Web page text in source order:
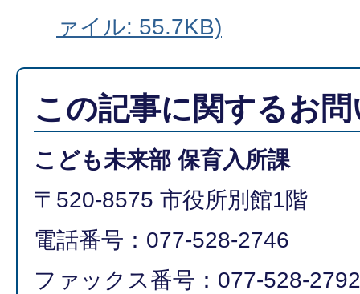
ァイル: 55.7KB)
この記事に関するお
こども未来部 保育入所課
〒520-8575 市役所別館1階
電話番号：077-528-2746
ファックス番号：077-528-2792​​​​​​​